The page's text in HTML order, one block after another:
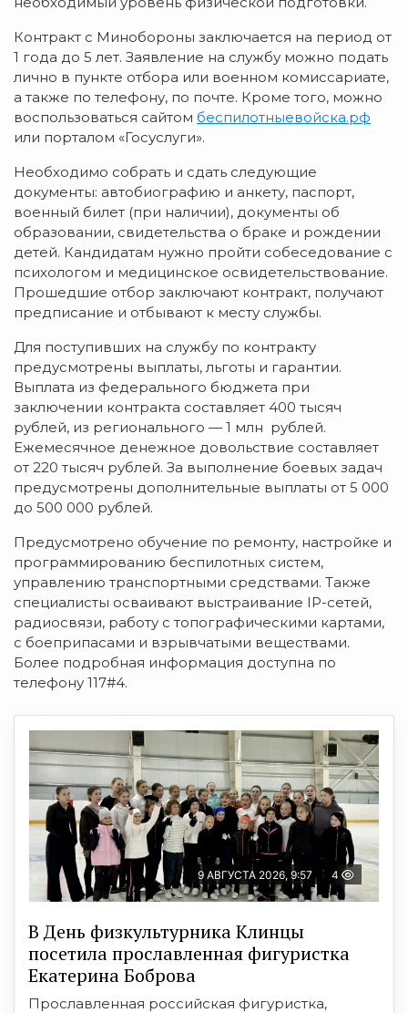
Контракт с Минобороны заключается на период от
1 года до 5 лет. Заявление на службу можно подать
лично в пункте отбора или военном комиссариате,
а также по телефону, по почте. Кроме того, можно
воспользоваться сайтом беспилотныевойска.рф
или порталом «Госуслуги».
Необходимо собрать и сдать следующие
документы: автобиографию и анкету, паспорт,
военный билет (при наличии), документы об
образовании, свидетельства о браке и рождении
детей. Кандидатам нужно пройти собеседование с
психологом и медицинское освидетельствование.
Прошедшие отбор заключают контракт, получают
предписание и отбывают к месту службы.
Для поступивших на службу по контракту
предусмотрены выплаты, льготы и гарантии.
Выплата из федерального бюджета при
заключении контракта составляет 400 тысяч
рублей, из регионального — 1 млн рублей.
Ежемесячное денежное довольствие составляет
от 220 тысяч рублей. За выполнение боевых задач
предусмотрены дополнительные выплаты от 5 000
до 500 000 рублей.
Предусмотрено обучение по ремонту, настройке и
программированию беспилотных систем,
управлению транспортными средствами. Также
специалисты осваивают выстраивание IP-сетей,
радиосвязи, работу с топографическими картами,
с боеприпасами и взрывчатыми веществами.
Более подробная информация доступна по
телефону 117#4.
9 АВГУСТА 2026, 9:57 4
В День физкультурника Клинцы
посетила прославленная фигуристка
Екатерина Боброва
Прославленная российская фигуристка,